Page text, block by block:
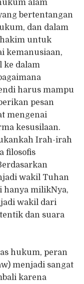
alam
bertentangan
dan dalam
untuk
kemanusiaan,
ke dalam
harus mampu
pesan
mengenai
kesusilaan.
Irah-irah
filosofis
wakil Tuhan
hanya milikNya,
wakil dari
dan suara
hukum, peran
menjadi sangat
karena